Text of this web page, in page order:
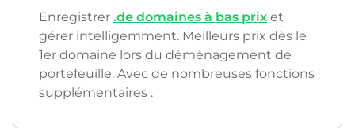
Enregistrer .de domaines à bas prix et
gérer intelligemment. Meilleurs prix dès le
1er domaine lors du déménagement de
portefeuille. Avec de nombreuses fonctions
supplémentaires .